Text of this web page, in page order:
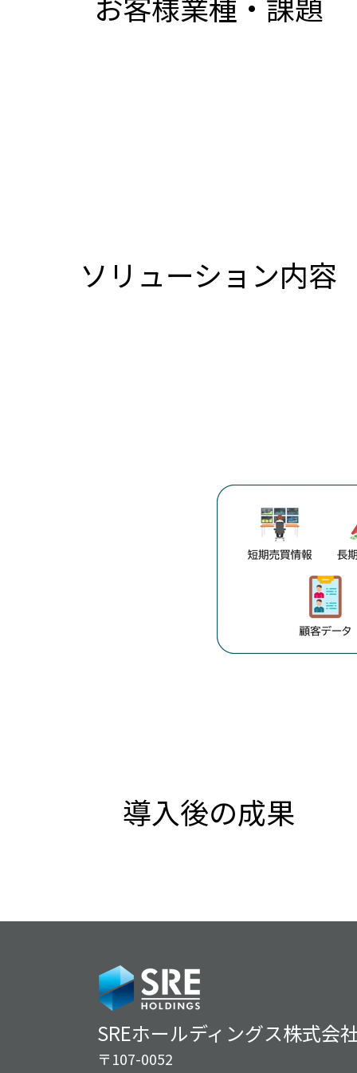
ソリューション内容
導入後の成果
SREホールディングス株式会
〒107-0052